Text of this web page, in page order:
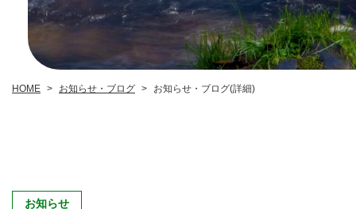
HOME > お知らせ・ブログ > お知らせ・ブログ(詳細)
お知らせ